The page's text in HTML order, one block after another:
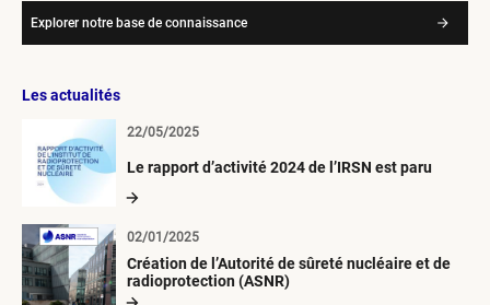
Explorer notre base de connaissance
Les actualités
Le rapport d’activité 2024 de l’IRSN est paru
22/05/2025
Création de l’Autorité de sûreté nucléaire et de
radioprotection (ASNR)
02/01/2025